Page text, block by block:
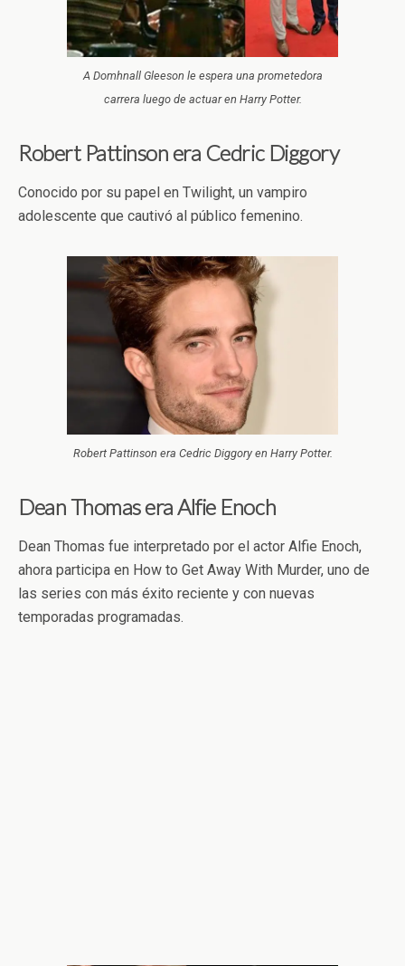
A Domhnall Gleeson le espera una prometedora
carrera luego de actuar en Harry Potter.
Robert Pattinson era Cedric Diggory
Conocido por su papel en Twilight, un vampiro
adolescente que cautivó al público femenino.
Robert Pattinson era Cedric Diggory en Harry Potter.
Dean Thomas era Alfie Enoch
Dean Thomas fue interpretado por el actor Alfie Enoch,
ahora participa en How to Get Away With Murder, uno de
las series con más éxito reciente y con nuevas
temporadas programadas.